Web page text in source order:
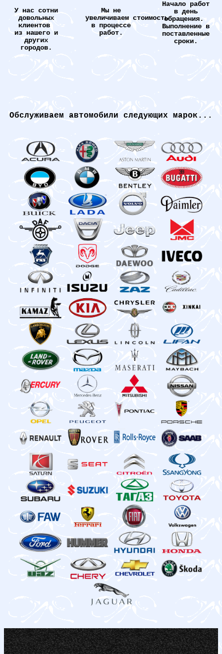
У нас сотни
довольных
клиентов
из нашего и
других
городов.
Мы не
увеличиваем стоимость
в процессе
работ.
Начало работ
в день
обращения.
Выполнение в
поставленные
сроки.
Обслуживаем автомобили следующих марок...